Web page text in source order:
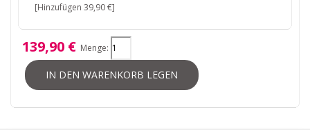
[Hinzufügen 39,90 €]
139,90 € Menge:
IN DEN WARENKORB LEGEN